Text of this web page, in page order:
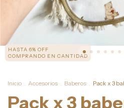
HASTA 6% OFF
COMPRANDO EN CANTIDAD
Inicio Accesorios Baberos Pack x 3
Pack x 3